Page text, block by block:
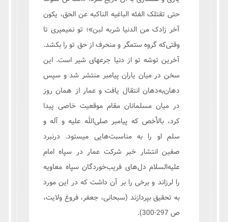
حتی تقتلک الفئه الباغیه الناکبه عن الحق، یکون
آخر زادک من الدنیا شربه لبن‏»؛ تو نمی‏میری تا
وقتی‌که گروه ستمگر و منحرف از حق تو را بکشد.
آخرین توشه تو از دنیا جرعه‏ای شیر است. این
سخن در میان یاران پیامبر منتشر شد و سپس
دهان‌به‌دهان انتقال یافت و عمار از همان روز
در میان مسلمانان مقام موقعیت خاصی پیدا
کرد، بالأخص که پیامبر صلی‌الله علیه و آله و
سلم او را به مناسبت‌هایی می‏ستود. درنبرد
صفین انتشار خبر شرکت عمار در سپاه امام
علیه‌السلام دل‌های فریب‌خوردگان سپاه معاویه
را لرزاند و برخی را بر آن داشت که در این مورد
به تحقیق بپردازند (سبحانی، جعفر، فروغ ولایت،
ص 297-300).